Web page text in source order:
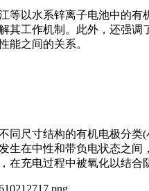
等以水系锌离子电池中的
其工作机制。此外，还强
能之间的关系。
同尺寸结构的有机电极分
生在中性和带负电状态之
在充电过程中被氧化以结合